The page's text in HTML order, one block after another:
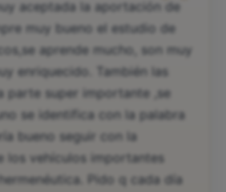
aceptada la aportación de
muy bueno el estudio de
aprende mucho, son muy
enriquecido. También las
parte super importante ,se
se identifica con la palabra
bueno seguir con la
los vehículos importantes
Pido q cada día